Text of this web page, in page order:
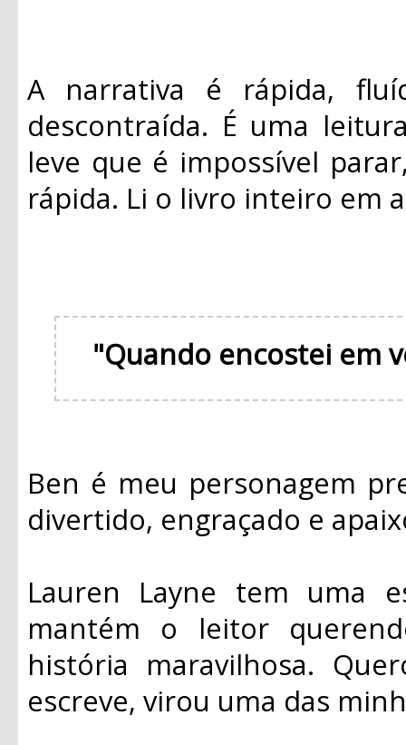
A narrativa é rápida,
descontraída. É uma
leve que é impossível
rápida. Li o livro inteiro em
"Quando encostei em
Ben é meu personagem
divertido, engraçado e
Lauren Layne tem uma
mantém o leitor
história maravilhosa.
escreve, virou uma das